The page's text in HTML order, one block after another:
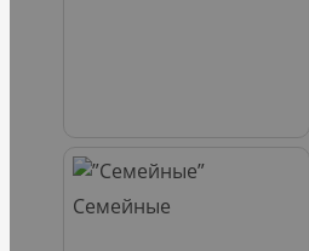
Семейные